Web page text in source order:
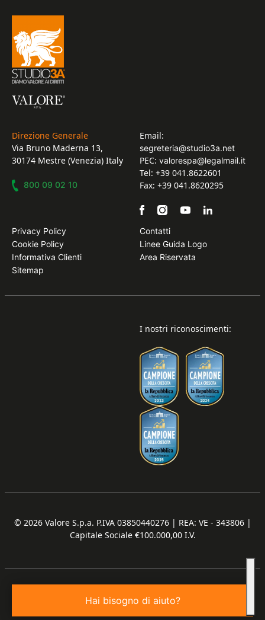
Hai bisogno di aiuto?
Direzione Generale
Via Bruno Maderna 13,
30174 Mestre (Venezia) Italy
800 09 02 10
Email:
segreteria@studio3a.net
PEC: valorespa@legalmail.it
Tel: +39 041.8622601
Fax: +39 041.8620295
Privacy Policy
Cookie Policy
Informativa Clienti
Sitemap
Contatti
Linee Guida Logo
Area Riservata
I nostri riconoscimenti:
© 2026 Valore S.p.a. P.IVA 03850440276 | REA: VE - 343806 |
Capitale Sociale €100.000,00 I.V.